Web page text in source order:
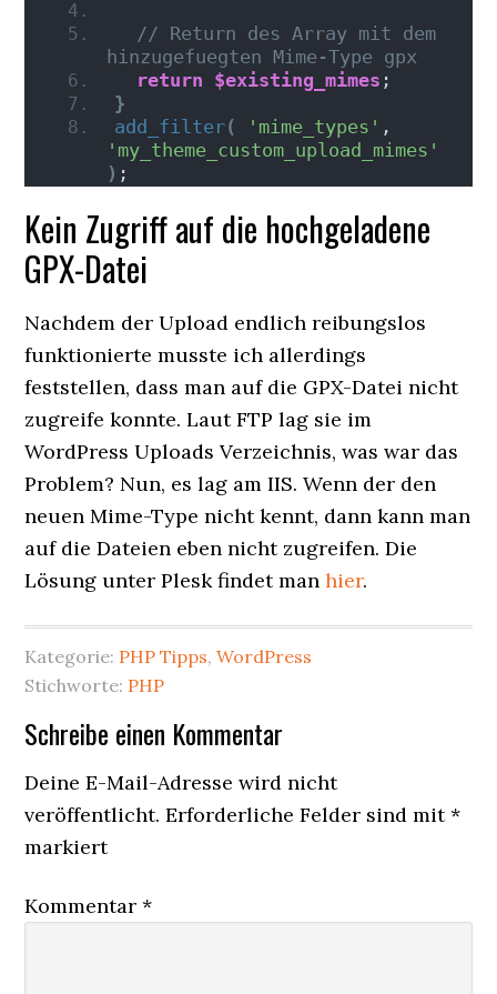
// Return des Array mit dem
hinzugefuegten Mime-Type gpx
return $existing_mimes ;
}
add_filter( 'mime_types'
'my_theme_custom_upload_mimes'
) ;
Kein Zugriff auf die hochgeladene
GPX-Datei
Nachdem der Upload endlich reibungslos
funktionierte musste ich allerdings
feststellen, dass man auf die GPX-Datei nicht
zugreife konnte. Laut FTP lag sie im
WordPress Uploads Verzeichnis, was war das
Problem? Nun, es lag am IIS. Wenn der den
neuen Mime-Type nicht kennt, dann kann man
auf die Dateien eben nicht zugreifen. Die
Lösung unter Plesk findet manhier.
Kategorie: PHP Tipps,WordPress
Stichworte: PHP
Leser-
Interaktionen
Schreibe einen Kommentar
Deine E-Mail-Adresse wird nicht
veröffentlicht. Erforderliche Felder sind mit*
markiert
Kommentar*